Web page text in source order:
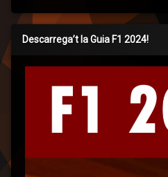
Descarrega’t la Guia F1 2024!